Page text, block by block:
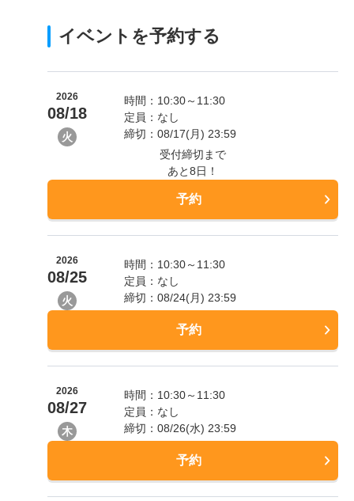
イベントを予約する
2026
08/18
火
時間：10:30～11:30
定員：なし
締切：08/17(月) 23:59
受付締切まで
あと8日！
予約
2026
08/25
火
時間：10:30～11:30
定員：なし
締切：08/24(月) 23:59
予約
2026
08/27
木
時間：10:30～11:30
定員：なし
締切：08/26(水) 23:59
予約